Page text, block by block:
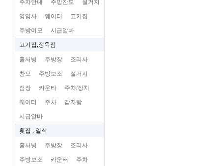
주차안내 주방찬모 설거지
영양사 웨이터 고기집
주방이모 시급알바
고기집,정육점
홀서빙 주방장 조리사
찬모 주방보조 설거지
점장 카운타 주차/장치
웨이터 주차 감자탕
시급알바
횟집 , 일식
홀서빙 주방장 조리사
주방보조 카운터 주차